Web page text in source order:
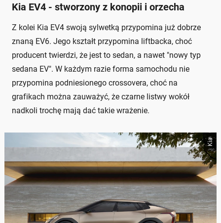
Kia EV4 - stworzony z konopii i orzecha
Z kolei Kia EV4 swoją sylwetką przypomina już dobrze
znaną EV6. Jego kształt przypomina liftbacka, choć
producent twierdzi, że jest to sedan, a nawet "nowy typ
sedana EV". W każdym razie forma samochodu nie
przypomina podniesionego crossovera, choć na
grafikach można zauważyć, że czarne listwy wokół
nadkoli trochę mają dać takie wrażenie.
Kia